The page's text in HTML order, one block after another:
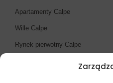
Apartamenty Calpe
Wille Calpe
Rynek pierwotny Calpe